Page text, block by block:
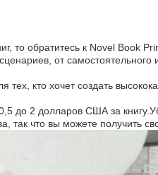
то обратитесь к Novel Book
от
кто хочет создать
до 2 долларов США за
так что вы можете получить